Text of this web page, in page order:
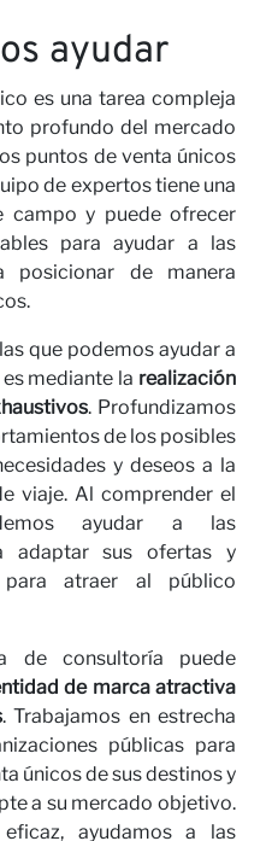
ayudar
es una tarea compleja
profundo del mercado
puntos de venta únicos
de expertos tiene una
campo y puede ofrecer
para ayudar a las
posicionar de manera
que podemos ayudar a
mediante la realización
. Profundizamos
de los posibles
y deseos a la
viaje. Al comprender el
ayudar a las
adaptar sus ofertas y
atraer al público
de consultoría puede
de marca atractiva
. Trabajamos en estrecha
públicas para
únicos de sus destinos y
a su mercado objetivo.
ayudamos a las